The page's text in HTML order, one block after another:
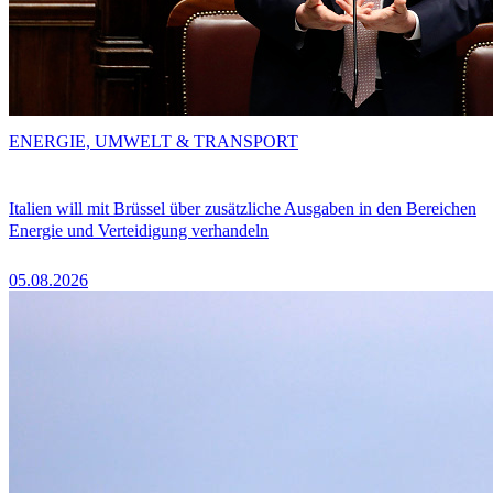
Italien will mit Brüssel über zusätzliche Ausgaben in den Bereichen
Energie und Verteidigung verhandeln
05.08.2026
ENERGIE, UMWELT & TRANSPORT